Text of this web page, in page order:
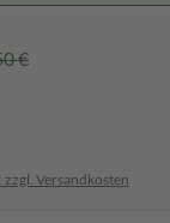
€
zzgl. Versandkosten